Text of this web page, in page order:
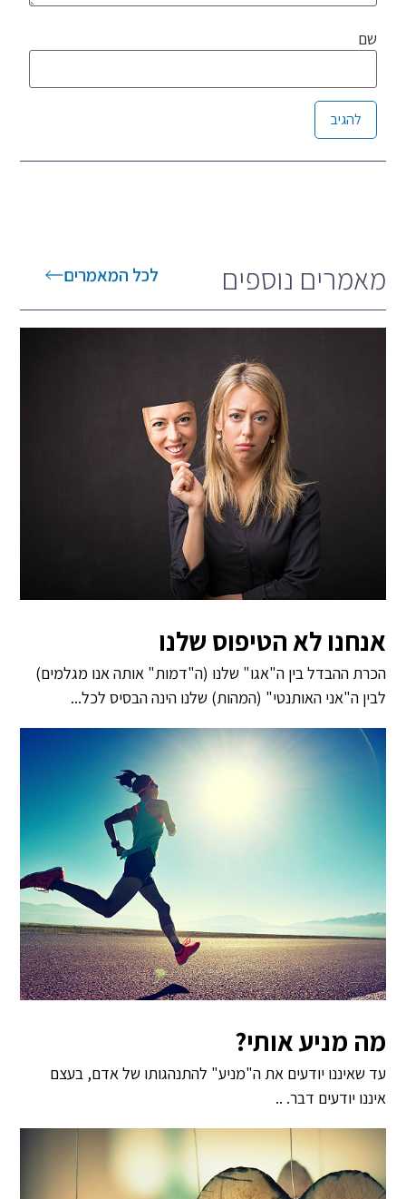
שם
Alternative:
מאמרים נוספים לכל המאמרים
אנחנו לא הטיפוס שלנו
הכרת ההבדל בין ה"אגו" שלנו (ה"דמות" אותה אנו מגלמים)
לבין ה"אני האותנטי" (המהות) שלנו הינה הבסיס לכל...
מה מניע אותי?
עד שאיננו יודעים את ה"מניע" להתנהגותו של אדם, בעצם
איננו יודעים דבר. ..